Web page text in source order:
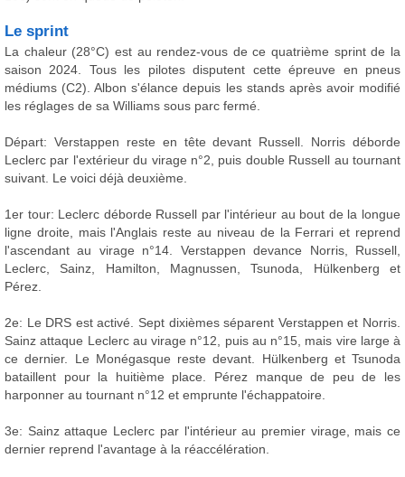
Le sprint
La chaleur (28°C) est au rendez-vous de ce quatrième sprint de la
saison 2024. Tous les pilotes disputent cette épreuve en pneus
médiums (C2). Albon s'élance depuis les stands après avoir modifié
les réglages de sa Williams sous parc fermé.
Départ: Verstappen reste en tête devant Russell. Norris déborde
Leclerc par l'extérieur du virage n°2, puis double Russell au tournant
suivant. Le voici déjà deuxième.
1er tour: Leclerc déborde Russell par l'intérieur au bout de la longue
ligne droite, mais l'Anglais reste au niveau de la Ferrari et reprend
l'ascendant au virage n°14. Verstappen devance Norris, Russell,
Leclerc, Sainz, Hamilton, Magnussen, Tsunoda, Hülkenberg et
Pérez.
2e: Le DRS est activé. Sept dixièmes séparent Verstappen et Norris.
Sainz attaque Leclerc au virage n°12, puis au n°15, mais vire large à
ce dernier. Le Monégasque reste devant. Hülkenberg et Tsunoda
bataillent pour la huitième place. Pérez manque de peu de les
harponner au tournant n°12 et emprunte l'échappatoire.
3e: Sainz attaque Leclerc par l'intérieur au premier virage, mais ce
dernier reprend l'avantage à la réaccélération.